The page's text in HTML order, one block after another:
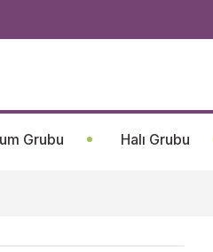
Grubu Halı Grubu